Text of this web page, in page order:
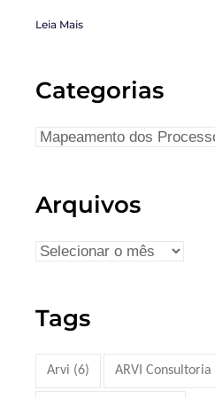
Leia Mais
Categorias
Arquivos
Tags
Arvi (6) ARVI Consultoria